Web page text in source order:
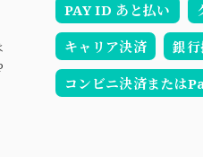
PAY ID あと払い
キャリア決済 銀行
コンビニ決済または